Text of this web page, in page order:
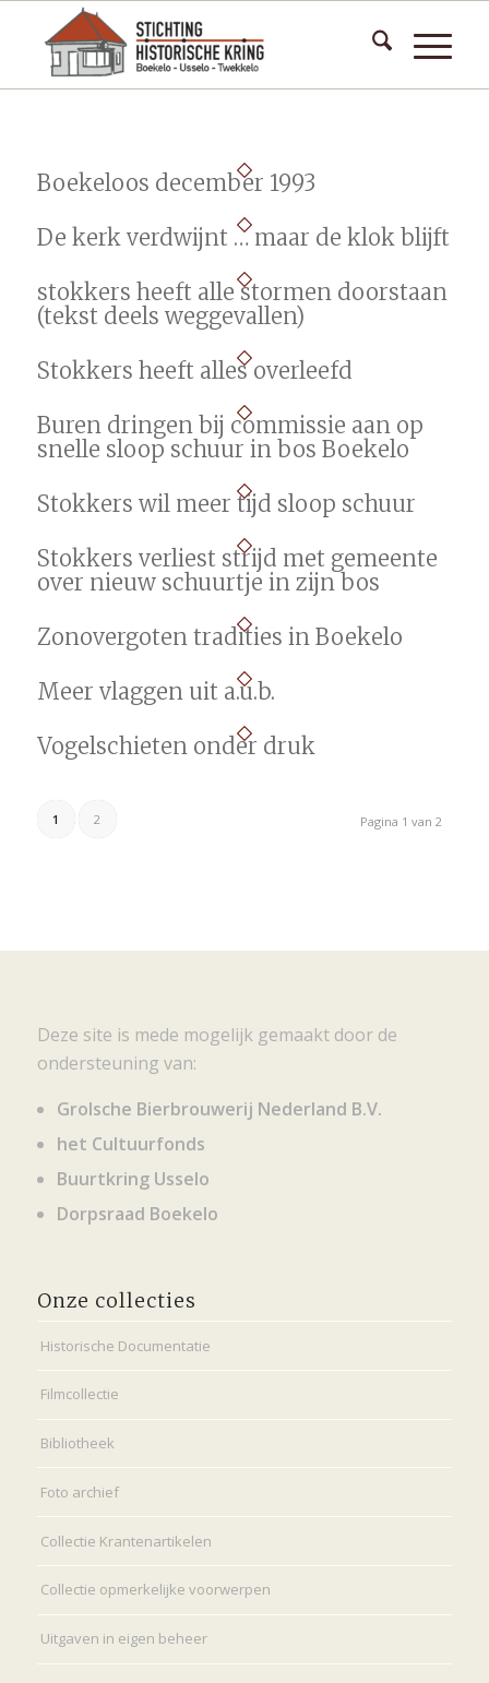
Boekeloos december 1993
De kerk verdwijnt … maar de klok blijft
stokkers heeft alle stormen doorstaan
(tekst deels weggevallen)
Stokkers heeft alles overleefd
Buren dringen bij commissie aan op
snelle sloop schuur in bos Boekelo
Stokkers wil meer tijd sloop schuur
Stokkers verliest strijd met gemeente
over nieuw schuurtje in zijn bos
Zonovergoten tradities in Boekelo
Meer vlaggen uit a.u.b.
Vogelschieten onder druk
Pagina 1 van 2
1 2
Deze site is mede mogelijk gemaakt door de
ondersteuning van:
Grolsche Bierbrouwerij Nederland B.V.
het Cultuurfonds
Buurtkring Usselo
Dorpsraad Boekelo
Onze collecties
Historische Documentatie
Filmcollectie
Bibliotheek
Foto archief
Collectie Krantenartikelen
Collectie opmerkelijke voorwerpen
Uitgaven in eigen beheer